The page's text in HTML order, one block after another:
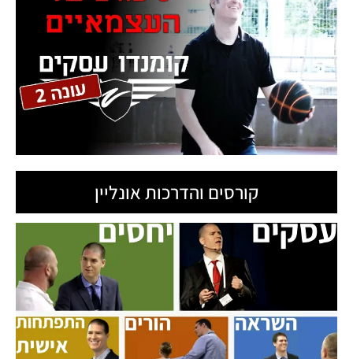
קורסים והדרכות אונליין